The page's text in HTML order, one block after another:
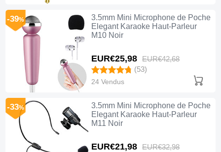
3.5mm Mini Microphone de Poche
Elegant Karaoke Haut-Parleur
M10 Noir
EUR€25,98 EUR€42,68
-39%
(53)
24 Vendus
3.5mm Mini Microphone de Poche
Elegant Karaoke Haut-Parleur
M11 Noir
EUR€21,98 EUR€32,98
-33%